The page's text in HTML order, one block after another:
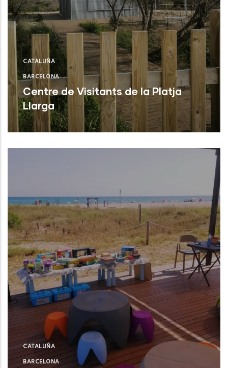
CATALUÑA
BARCELONA
Centre de Visitants de la Platja
Llarga
Vilanova i la Geltrú (Barcelona)
CATALUÑA
BARCELONA